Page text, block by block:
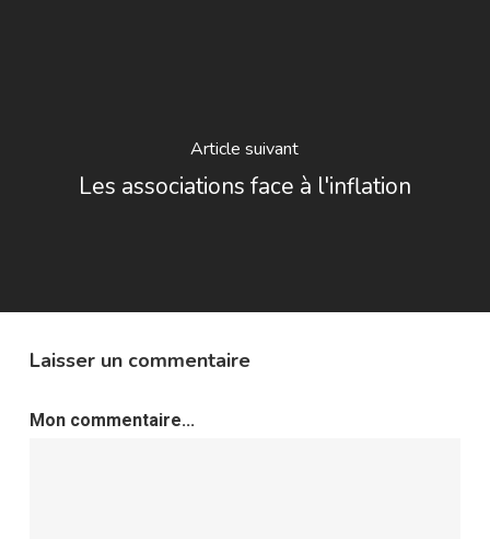
Article suivant
Les associations face à l'inflation
Laisser un commentaire
Mon commentaire...